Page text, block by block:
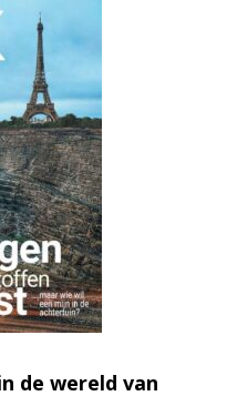
de wereld van